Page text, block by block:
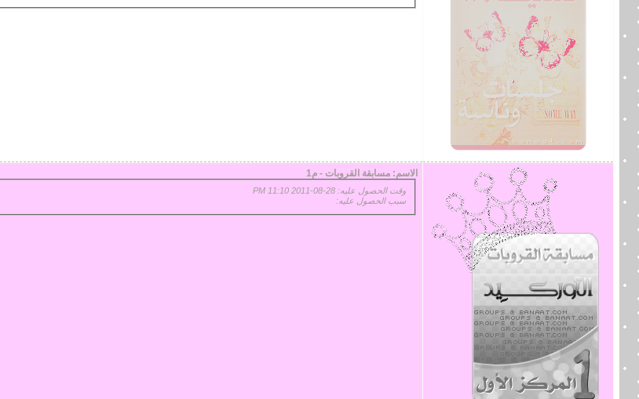
الاسم: مسابقة القروبات - م1
وقت الحصول عليه: 28-08-2011 11:10 PM
سبب الحصول عليه: